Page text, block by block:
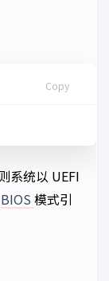
Copy
系统以 UEFI
BIOS 模式引